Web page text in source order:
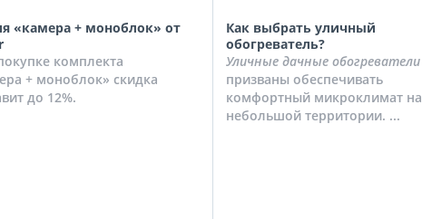
«камера + моноблок» от
комплекта
+ моноблок» скидка
до 12%.
Как выбрать уличный
обогреватель?
Уличные дачные обогреватели
призваны обеспечивать
комфортный микроклимат на
небольшой территории. ...